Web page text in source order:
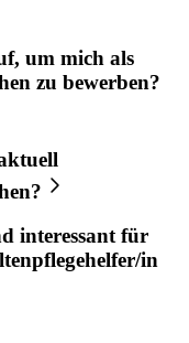
um mich als
zu bewerben?
?
interessant für
in